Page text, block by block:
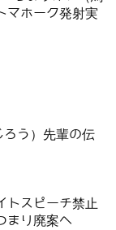
マホーク発射実
う）先輩の伝
トスピーチ禁止
まり廃案へ